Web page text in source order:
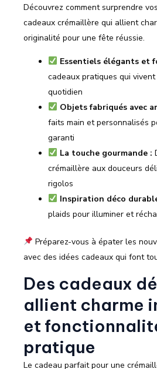
Découvrez comment surprendre
cadeaux crémaillère qui allient
originalité pour une fête réussie.
Essentiels élégants et
cadeaux pratiques qui
quotidien
Objets fabriqués avec
faits main et personnalisés
garanti
La touche gourmande :
crémaillère aux douceurs
rigolos
Inspiration déco
plaids pour illuminer et
Préparez-vous à épater les
avec des idées cadeaux qui font
Des cadeaux
allient charme
et
pratique
Le cadeau parfait pour une